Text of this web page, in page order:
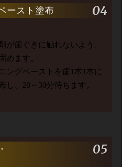
04
ースト塗布
が歯ぐきに触れないよう、
めます。
ングペーストを歯1本1本に
し、20～30分待ちます。
05